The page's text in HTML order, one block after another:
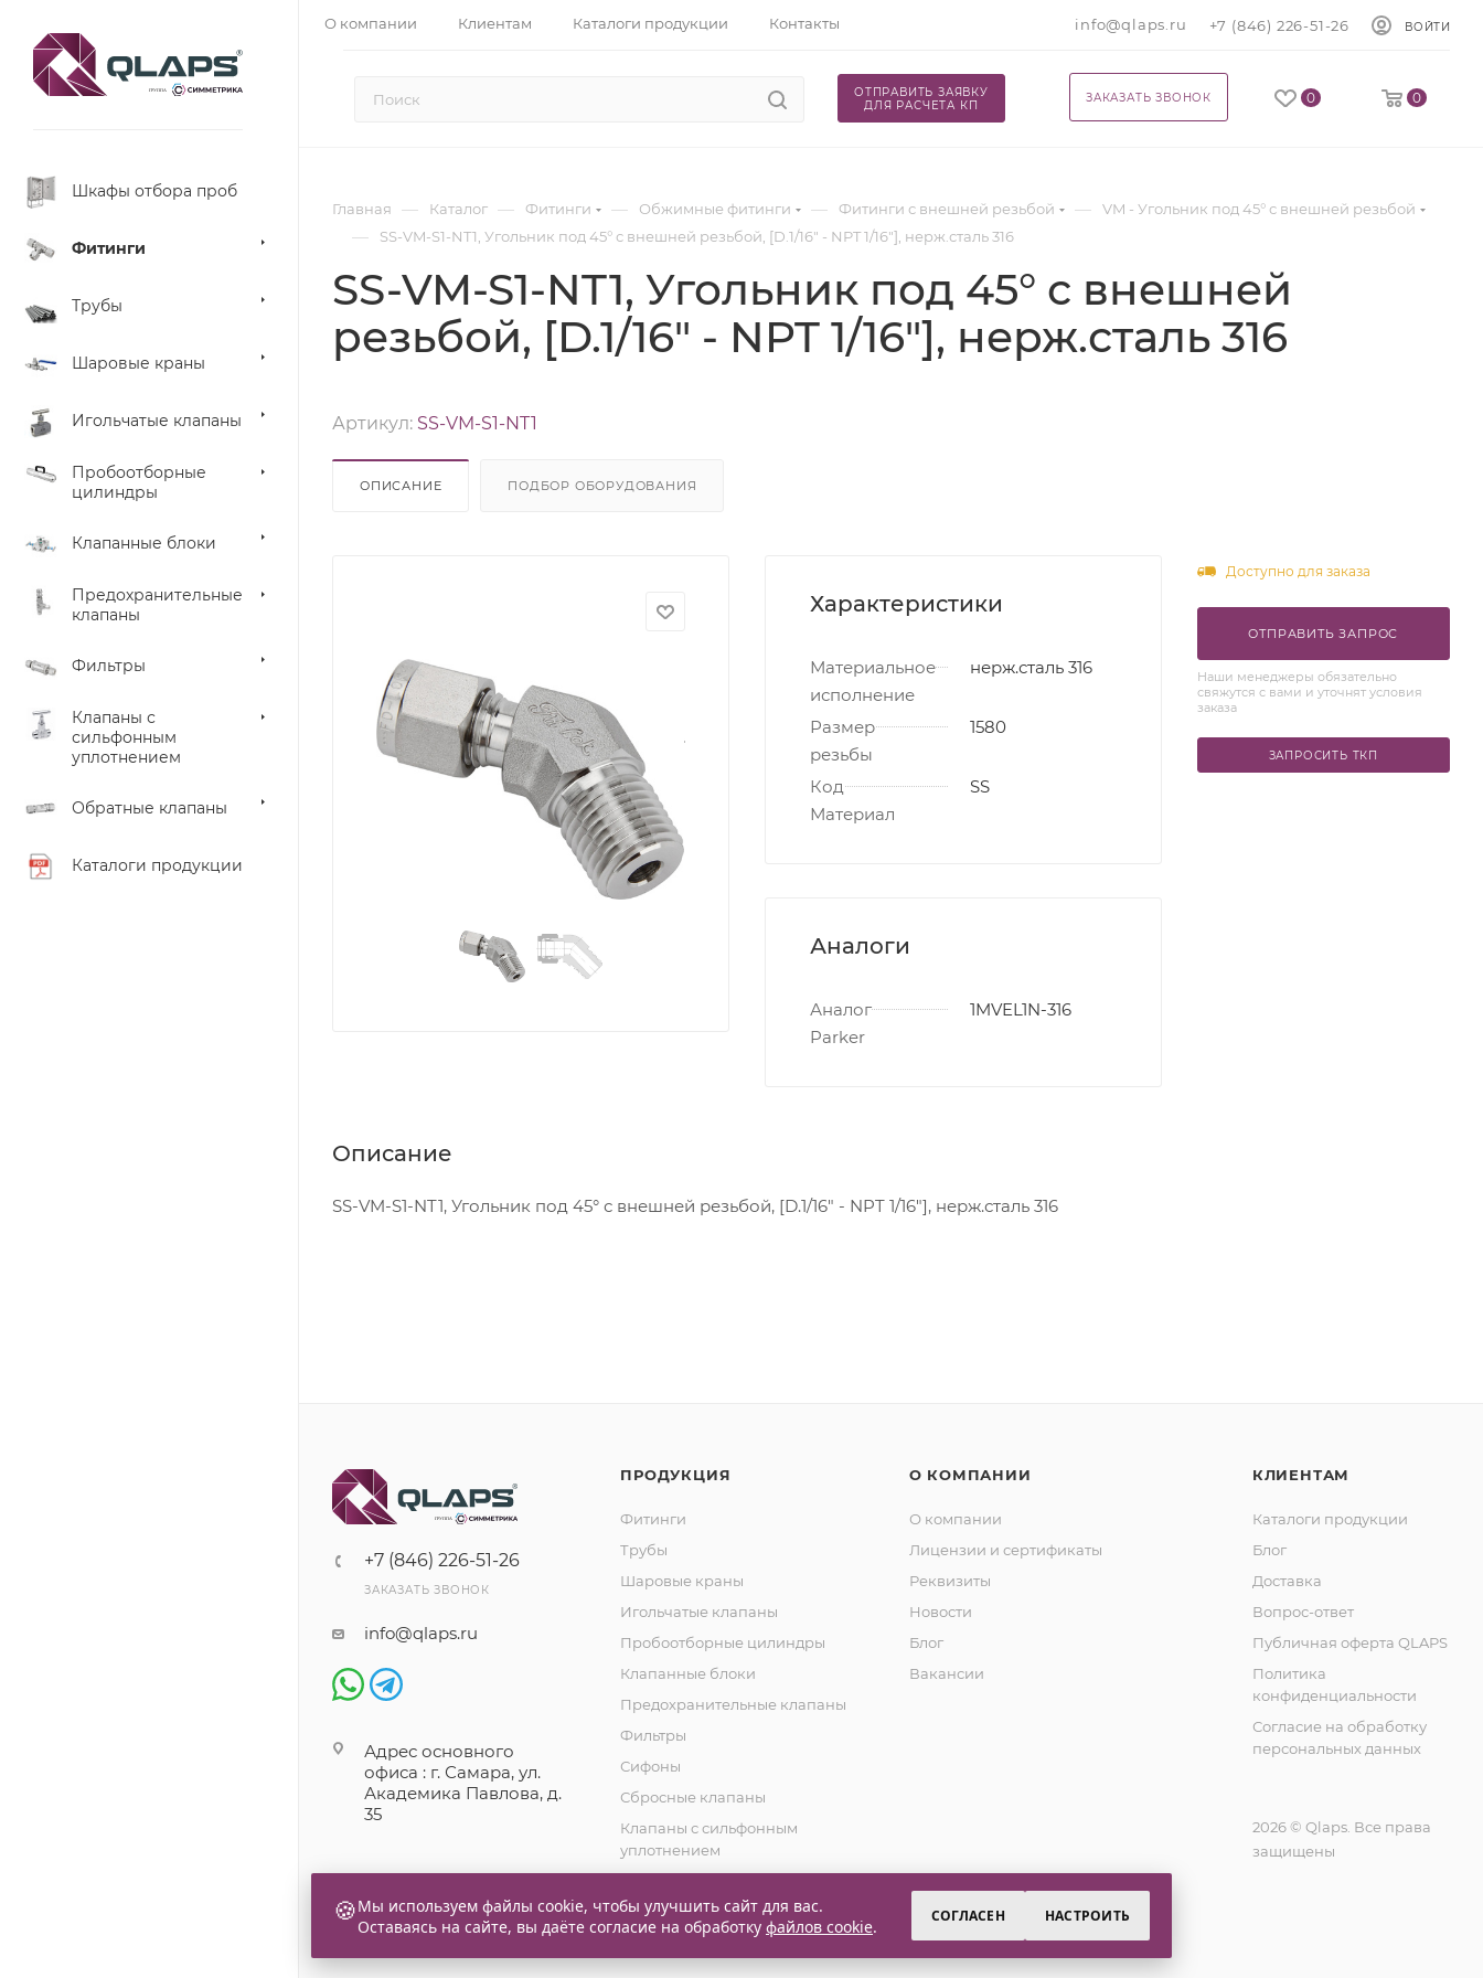
О компании Клиентам Каталоги продукции Контакты info@qlaps.ru +7 (846) 226-51-26 ВОЙТИ
0 0
ЗАКАЗАТЬ ЗВОНОК
ОТПРАВИТЬ ЗАЯВКУ
ДЛЯ РАСЧЕТА КП
Шкафы отбора проб
Фитинги
Трубы
Шаровые краны
Игольчатые клапаны
Пробоотборные
цилиндры
Клапанные блоки
Предохранительные
клапаны
Фильтры
Клапаны с
сильфонным
уплотнением
Обратные клапаны
Каталоги продукции
Главная — Каталог — Фитинги — Обжимные фитинги — Фитинги с внешней резьбой — VM - Угольник под 45° с внешней резьбой
— SS-VM-S1-NT1, Угольник под 45° с внешней резьбой, [D.1/16" - NPT 1/16"], нерж.сталь 316
SS-VM-S1-NT1, Угольник под 45° с внешней
резьбой, [D.1/16" - NPT 1/16"], нерж.сталь 316
Артикул: SS-VM-S1-NT1
ОПИСАНИЕ ПОДБОР ОБОРУДОВАНИЯ
Характеристики
Материальное
исполнение
нерж.сталь 316
Размер
резьбы
1580
Код
Материал
SS
Аналоги
Аналог
Parker
1MVEL1N-316
Описание
SS-VM-S1-NT1, Угольник под 45° с внешней резьбой, [D.1/16" - NPT 1/16"], нерж.сталь 316
Доступно для заказа
ОТПРАВИТЬ ЗАПРОС
Наши менеджеры обязательно
свяжутся с вами и уточнят условия
заказа
ЗАПРОСИТЬ ТКП
+7 (846) 226-51-26
ЗАКАЗАТЬ ЗВОНОК
info@qlaps.ru
Адрес основного
офиса : г. Самара, ул.
Академика Павлова, д.
35
ПРОДУКЦИЯ
Фитинги
Трубы
Шаровые краны
Игольчатые клапаны
Пробоотборные цилиндры
Клапанные блоки
Предохранительные клапаны
Фильтры
Сифоны
Сбросные клапаны
Клапаны с сильфонным
уплотнением
О КОМПАНИИ
О компании
Лицензии и сертификаты
Реквизиты
Новости
Блог
Вакансии
КЛИЕНТАМ
Каталоги продукции
Блог
Доставка
Вопрос-ответ
Публичная оферта QLAPS
Политика
конфиденциальности
Согласие на обработку
персональных данных
2026 © Qlaps. Все права
защищены
🍪Мы используем файлы cookie, чтобы улучшить сайт для вас.
Оставаясь на сайте, вы даёте согласие на обработку файлов cookie. СОГЛАСЕН НАСТРОИТЬ